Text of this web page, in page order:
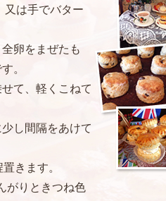
又は手でバター
卵をまぜたも
。
て、軽くこねて
し間隔をあけて
きます。
がりときつね色